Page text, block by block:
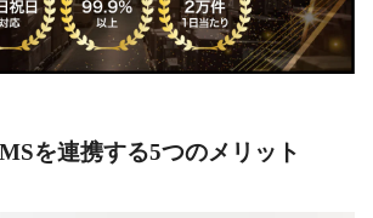
を連携する5つのメリット